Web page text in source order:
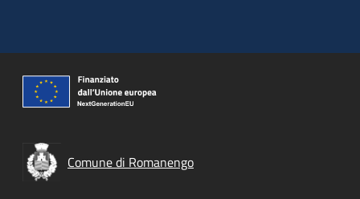
Comune di Romanengo